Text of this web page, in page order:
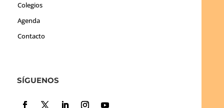
Colegios
Agenda
Contacto
SÍGUENOS